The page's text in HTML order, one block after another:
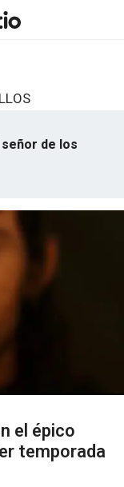
señor de los
el épico
temporada